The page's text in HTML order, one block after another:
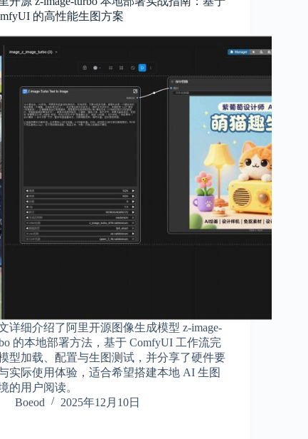
的高性能生图方案
详细介绍了阿里开源图像生成模型 z-image-
的本地部署方法，基于 ComfyUI 工作流完
型加载、配置与生图测试，并分享了硬件要
实际使用体验，适合希望搭建本地 AI 生图
的用户阅读。
Boeod
2025年12月10日